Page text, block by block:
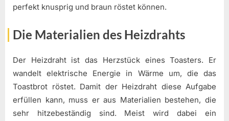
perfekt knusprig und braun röstet können.
Die Materialien des Heizdrahts
Der Heizdraht ist das Herzstück eines Toasters. Er
wandelt elektrische Energie in Wärme um, die das
Toastbrot röstet. Damit der Heizdraht diese Aufgabe
erfüllen kann, muss er aus Materialien bestehen, die
sehr hitzebeständig sind. Meist wird dabei ein